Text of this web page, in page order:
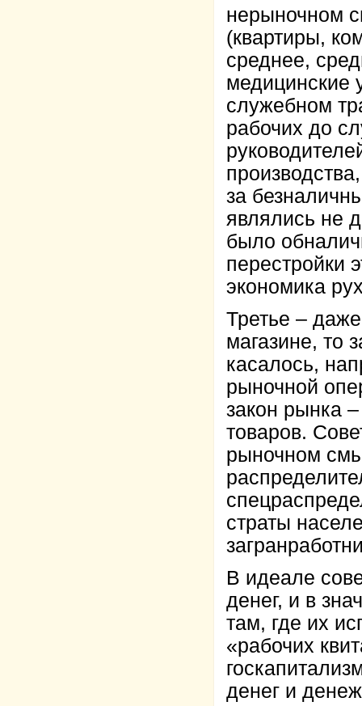
нерыночном
(квартиры,
среднее,
медицинские
служебном
рабочих до
за
являлись не
было
перестройки
экономика
Третье –
магазине, то
касалось,
рыночной
закон рынка
товаров.
рыночном
страты
В идеале
денег, и в
там, где их
«рабочих
денег и